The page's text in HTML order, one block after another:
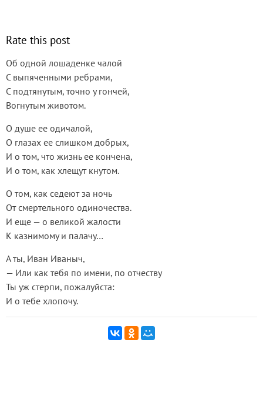
Rate this post
Об одной лошаденке чалой
С выпяченными ребрами,
С подтянутым, точно у гончей,
Вогнутым животом.
О душе ее одичалой,
О глазах ее слишком добрых,
И о том, что жизнь ее кончена,
И о том, как хлещут кнутом.
О том, как седеют за ночь
От смертельного одиночества.
И еще — о великой жалости
К казнимому и палачу…
А ты, Иван Иваныч,
— Или как тебя по имени, по отчеству
Ты уж стерпи, пожалуйста:
И о тебе хлопочу.